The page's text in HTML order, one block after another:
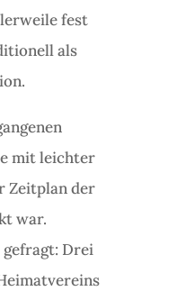
fest
als
mit leichter
Zeitplan der
war.
Drei